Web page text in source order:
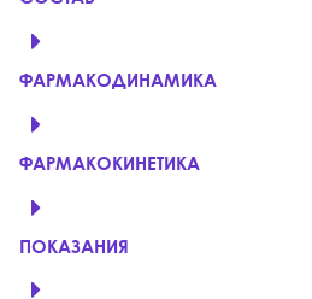
ФАРМАКОДИНАМИКА
ФАРМАКОКИНЕТИКА
ПОКАЗАНИЯ